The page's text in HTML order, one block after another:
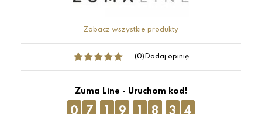
Zobacz wszystkie produkty
(0) Dodaj opinię
Zuma Line - Uruchom kod!